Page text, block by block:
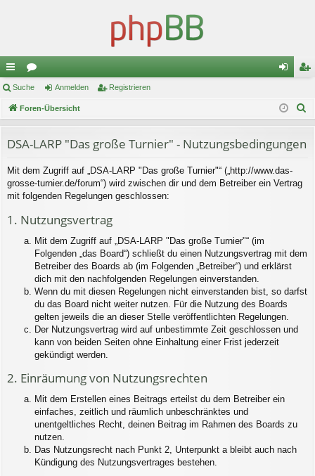
ch
ne
ug
riff
or
en m
de
n
ist
re
Suche Anmelden Registrieren
Foren-Übersicht
DSA-LARP "Das große Turnier" - Nutzungsbedingungen
Mit dem Zugriff auf „DSA-LARP "Das große Turnier"“ („http://www.das-
grosse-turnier.de/forum“) wird zwischen dir und dem Betreiber ein Vertrag
mit folgenden Regelungen geschlossen:
1. Nutzungsvertrag
Mit dem Zugriff auf „DSA-LARP "Das große Turnier"“ (im
Folgenden „das Board“) schließt du einen Nutzungsvertrag mit dem
Betreiber des Boards ab (im Folgenden „Betreiber“) und erklärst
dich mit den nachfolgenden Regelungen einverstanden.
Wenn du mit diesen Regelungen nicht einverstanden bist, so darfst
du das Board nicht weiter nutzen. Für die Nutzung des Boards
gelten jeweils die an dieser Stelle veröffentlichten Regelungen.
Der Nutzungsvertrag wird auf unbestimmte Zeit geschlossen und
kann von beiden Seiten ohne Einhaltung einer Frist jederzeit
gekündigt werden.
2. Einräumung von Nutzungsrechten
Mit dem Erstellen eines Beitrags erteilst du dem Betreiber ein
einfaches, zeitlich und räumlich unbeschränktes und
unentgeltliches Recht, deinen Beitrag im Rahmen des Boards zu
nutzen.
Das Nutzungsrecht nach Punkt 2, Unterpunkt a bleibt auch nach
Kündigung des Nutzungsvertrages bestehen.